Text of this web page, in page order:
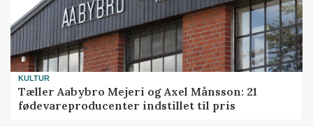
KULTUR
Tæller Aabybro Mejeri og Axel Månsson: 21
fødevareproducenter indstillet til pris